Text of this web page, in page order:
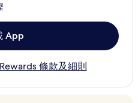
App
條款及細則